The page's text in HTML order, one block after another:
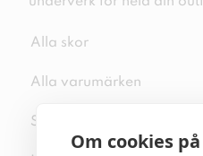
Om cookies
Alla skor
Alla varumärken
Sitemap